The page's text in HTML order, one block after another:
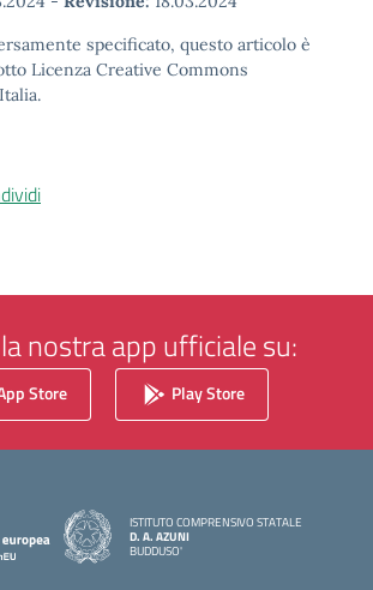
specificato, questo articolo è
Licenza Creative Commons
nostra app ufficiale su:
Store Play Store
ISTITUTO COMPRENSIVO STATALE
D. A. AZUNI
BUDDUSO'